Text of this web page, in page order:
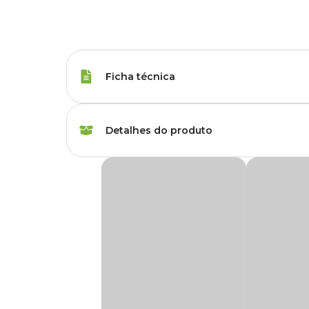
Ficha técnica
Cor Colorido
Detalhes do produto